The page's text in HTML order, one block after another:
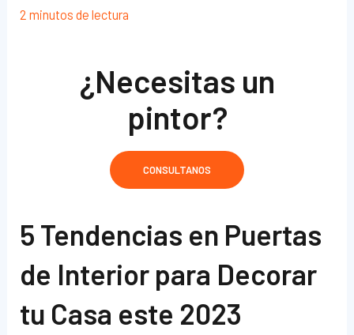
2 minutos de lectura
¿Necesitas un
pintor?
CONSULTANOS
5 Tendencias en Puertas
de Interior para Decorar
tu Casa este 2023